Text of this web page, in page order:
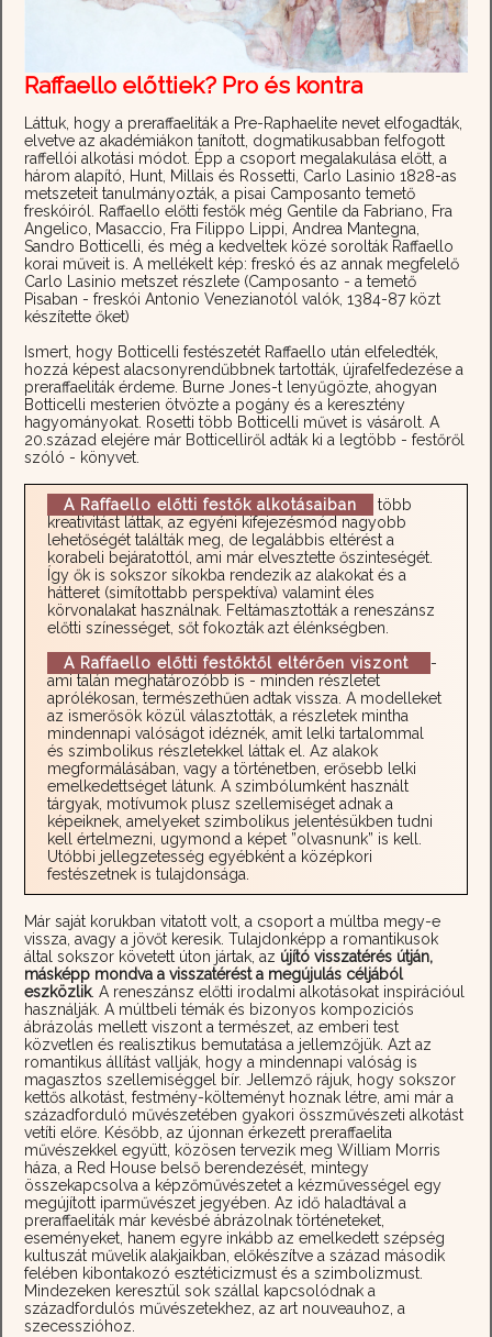
Raffaello előttiek? Pro és kontra
Láttuk, hogy a preraffaeliták a Pre-Raphaelite nevet elfogadták,
elvetve az akadémiákon tanított, dogmatikusabban felfogott
raffellói alkotási módot. Épp a csoport megalakulása előtt, a
három alapító, Hunt, Millais és Rossetti, Carlo Lasinio 1828-as
metszeteit tanulmányozták, a pisai Camposanto temető
freskóiról. Raffaello előtti festők még Gentile da Fabriano, Fra
Angelico, Masaccio, Fra Filippo Lippi, Andrea Mantegna,
Sandro Botticelli, és még a kedveltek közé sorolták Raffaello
korai műveit is. A mellékelt kép: freskó és az annak megfelelő
Carlo Lasinio metszet részlete (Camposanto - a temető
Pisaban - freskói Antonio Venezianotól valók, 1384-87 közt
készítette őket)
Ismert, hogy Botticelli festészetét Raffaello után elfeledték,
hozzá képest alacsonyrendűbbnek tartották, újrafelfedezése a
preraffaeliták érdeme. Burne Jones-t lenyűgözte, ahogyan
Botticelli mesterien ötvözte a pogány és a keresztény
hagyományokat. Rosetti több Botticelli művet is vásárolt. A
20.század elejére már Botticelliről adták ki a legtöbb - festőről
szóló - könyvet.
A Raffaello előtti festők alkotásaiban
több
kreativitást láttak, az egyéni kifejezésmód nagyobb
lehetőségét találták meg, de legalábbis eltérést a
korabeli bejáratottól, ami már elvesztette őszinteségét.
Így ők is sokszor síkokba rendezik az alakokat és a
hátteret (simítottabb perspektíva) valamint éles
körvonalakat használnak. Feltámasztották a reneszánsz
előtti színességet, sőt fokozták azt élénkségben.
A Raffaello előtti festőktől eltérően viszont
-
ami talán meghatározóbb is - minden részletet
aprólékosan, természethűen adtak vissza. A modelleket
az ismerősök közül választották, a részletek mintha
mindennapi valóságot idéznék, amit lelki tartalommal
és szimbolikus részletekkel láttak el. Az alakok
megformálásában, vagy a történetben, erősebb lelki
emelkedettséget látunk. A szimbólumként használt
tárgyak, motívumok plusz szellemiséget adnak a
képeiknek, amelyeket szimbolikus jelentésükben tudni
kell értelmezni, ugymond a képet ”olvasnunk” is kell.
Utóbbi jellegzetesség egyébként a középkori
festészetnek is tulajdonsága.
Már saját korukban vitatott volt, a csoport a múltba megy-e
vissza, avagy a jövőt keresik. Tulajdonképp a romantikusok
által sokszor követett úton jártak, az újító visszatérés útján,
másképp mondva a visszatérést a megújulás céljából
eszközlik. A reneszánsz előtti irodalmi alkotásokat inspirációul
használják. A múltbeli témák és bizonyos kompoziciós
ábrázolás mellett viszont a természet, az emberi test
közvetlen és realisztikus bemutatása a jellemzőjük. Azt az
romantikus állítást vallják, hogy a mindennapi valóság is
magasztos szellemiséggel bír. Jellemző rájuk, hogy sokszor
kettős alkotást, festmény-költeményt hoznak létre, ami már a
századforduló művészetében gyakori összművészeti alkotást
vetíti előre. Később, az újonnan érkezett preraffaelita
művészekkel együtt, közösen tervezik meg William Morris
háza, a Red House belső berendezését, mintegy
összekapcsolva a képzőművészetet a kézművességel egy
megújított iparművészet jegyében. Az idő haladtával a
preraffaeliták már kevésbé ábrázolnak történeteket,
eseményeket, hanem egyre inkább az emelkedett szépség
kultuszát művelik alakjaikban, előkészítve a század második
felében kibontakozó esztéticizmust és a szimbolizmust.
Mindezeken keresztül sok szállal kapcsolódnak a
századfordulós művészetekhez, az art nouveauhoz, a
szecesszióhoz.